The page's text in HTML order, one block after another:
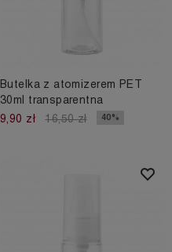
Butelka z atomizerem PET
30ml transparentna
9,90 zł
16,50 zł 40%